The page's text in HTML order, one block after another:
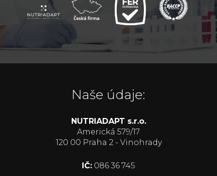
Naše údaje:
NUTRIADAPT s.r.o.
Americká 579/17
120 00 Praha 2 - Vinohrady
IČ: 086 36 745